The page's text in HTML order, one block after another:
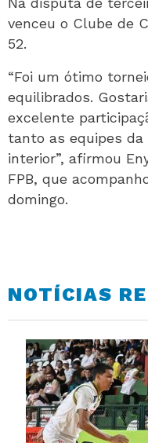
venceu o Clube de
52.
“Foi um ótimo
equilibrados.
excelente
tanto as equipes
interior”, afirmou
FPB, que
domingo.
NOTÍCIAS